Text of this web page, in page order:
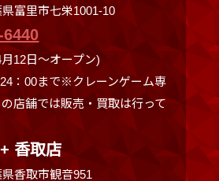
富里市七栄1001-10
6440
12日～オープン)
：00まで※クレーンゲーム専
店舗では販売・買取は行って
香取店
香取市観音951